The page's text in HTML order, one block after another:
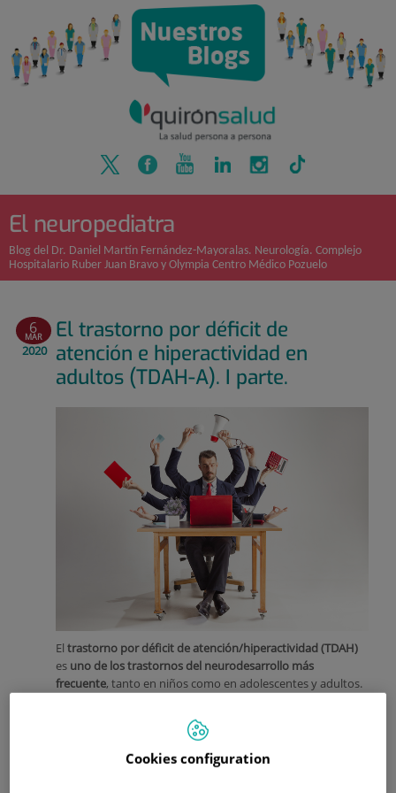
El neuropediatra
Blog del Dr. Daniel Martín Fernández-Mayoralas. Neurología. Complejo
Hospitalario Ruber Juan Bravo y Olympia Centro Médico Pozuelo
6
MAR
2020
El trastorno por déficit de
atención e hiperactividad en
adultos (TDAH-A). I parte.
El trastorno por déficit de atención/hiperactividad (TDAH)
es uno de los trastornos del neurodesarrollo más
frecuente, tanto en niños como en adolescentes y adultos.
trastorno básicamente infantil
adulto (TDAH-A) era muy controvertido, hasta que los
estudios de seguimiento a largo plazorevelaron que un
Cookies configuration